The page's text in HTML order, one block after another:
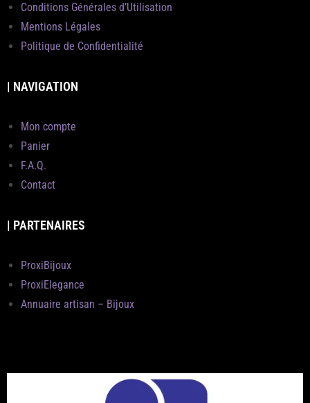
Conditions Générales d’Utilisation
Mentions Légales
Politique de Confidentialité
| NAVIGATION
Mon compte
Panier
F.A.Q.
Contact
| PARTENAIRES
ProxiBijoux
ProxiElegance
Annuaire artisan – Bijoux